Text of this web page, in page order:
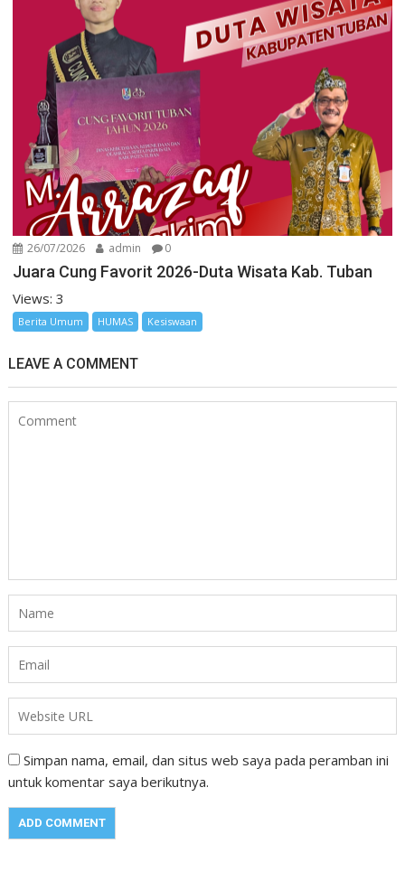
26/07/2026 admin 0
Juara Cung Favorit 2026-Duta Wisata Kab. Tuban
Views: 3
Berita Umum HUMAS Kesiswaan
LEAVE A COMMENT
Simpan nama, email, dan situs web saya pada peramban ini
untuk komentar saya berikutnya.